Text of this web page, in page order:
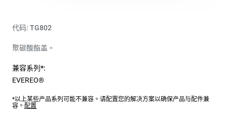
代码: TG802
聚碳酸酯盖。
兼容系列*:
EVEREO®
*以上某些产品系列可能不兼容。请配置您的解决方案以确保产品与配件兼
容。 配置